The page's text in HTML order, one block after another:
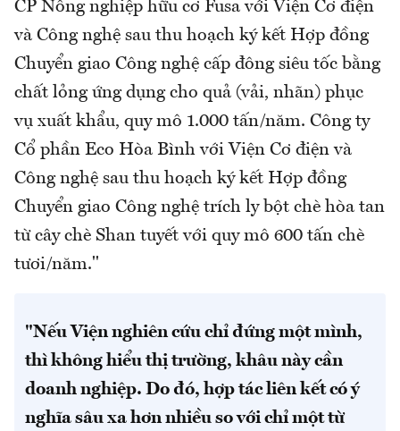
CP Nông nghiệp hữu cơ Fusa với Viện Cơ điện
và Công nghệ sau thu hoạch ký kết Hợp đồng
Chuyển giao Công nghệ cấp đông siêu tốc bằng
chất lỏng ứng dụng cho quả (vải, nhãn) phục
vụ xuất khẩu, quy mô 1.000 tấn/năm. Công ty
Cổ phần Eco Hòa Bình với Viện Cơ điện và
Công nghệ sau thu hoạch ký kết Hợp đồng
Chuyển giao Công nghệ trích ly bột chè hòa tan
từ cây chè Shan tuyết với quy mô 600 tấn chè
tươi/năm.''
"Nếu Viện nghiên cứu chỉ đứng một mình,
thì không hiểu thị trường, khâu này cần
doanh nghiệp. Do đó, hợp tác liên kết có ý
nghĩa sâu xa hơn nhiều so với chỉ một từ